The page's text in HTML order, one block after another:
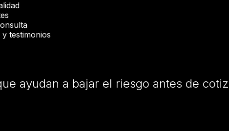
testimonios
ayudan a bajar el riesgo antes de